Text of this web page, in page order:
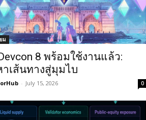
ม
8 พร้อมใช้งานแล้ว:
เส้นทางสู่มุมไบ
- July 15, 2026 0